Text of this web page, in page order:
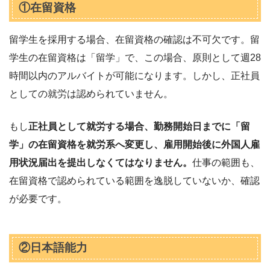
①在留資格
留学生を採用する場合、在留資格の確認は不可欠です。留
学生の在留資格は「留学」で、この場合、原則として週28
時間以内のアルバイトが可能になります。しかし、正社員
としての就労は認められていません。
もし正社員として就労する場合、勤務開始日までに「留
学」の在留資格を就労系へ変更し、雇用開始後に外国人雇
用状況届出を提出しなくてはなりません。 仕事の範囲も、
在留資格で認められている範囲を逸脱していないか、確認
が必要です。
②日本語能力